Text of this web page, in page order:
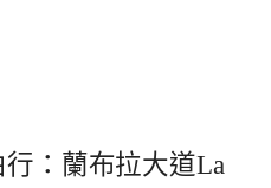
：蘭布拉大道La